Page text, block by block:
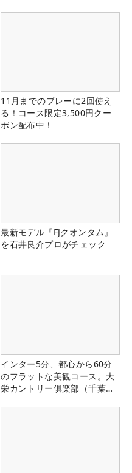
11月までのプレーに2回使え
る！コース限定3,500円クー
ポン配布中！
最新モデル『FJクオンタム』
を石井良介プロがチェック
インター5分、都心から60分
のフラットな美観コース。大
栄カントリー俱楽部（千葉